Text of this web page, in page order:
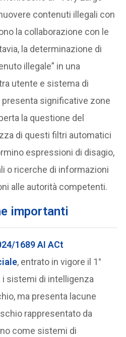
contenuti illegali con
la collaborazione con le
la determinazione di
illegale” in una
utente e sistema di
presenta significative zone
la questione del
di questi filtri automatici
espressioni di disagio,
o ricerche di informazioni
alle autorità competenti.
importanti
1689 AI ACt
, entrato in vigore il 1°
sistemi di intelligenza
ma presenta lacune
rappresentato da
come sistemi di